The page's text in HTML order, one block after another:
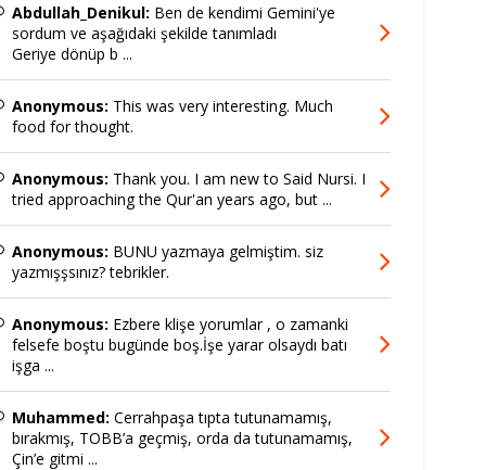
Abdullah_Denikul: Ben de kendimi Gemini'ye
sordum ve aşağıdaki şekilde tanımladı
Geriye dönüp b ...
Anonymous: This was very interesting. Much
food for thought.
Anonymous: Thank you. I am new to Said Nursi. I
tried approaching the Qur'an years ago, but ...
Anonymous: BUNU yazmaya gelmiştim. siz
yazmışşsınız? tebrikler.
Anonymous: Ezbere klişe yorumlar , o zamanki
felsefe boştu bugünde boş.İşe yarar olsaydı batı
işga ...
Muhammed: Cerrahpaşa tıpta tutunamamış,
bırakmış, TOBB’a geçmiş, orda da tutunamamış,
Çin’e gitmi ...